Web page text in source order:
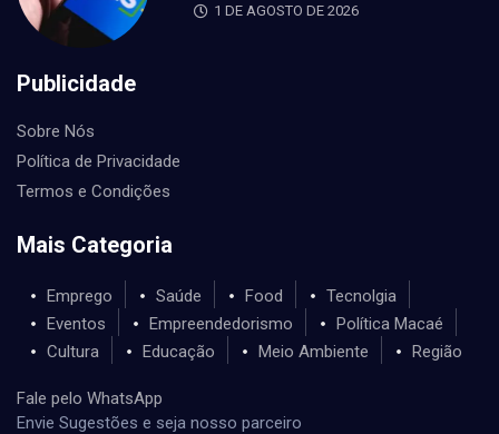
1 DE AGOSTO DE 2026
Publicidade
Sobre Nós
Política de Privacidade
Termos e Condições
Mais Categoria
Emprego Saúde Food
Tecnolgia
Eventos
Empreendedorismo
Política Macaé
Cultura
Educação Meio Ambiente Região
Fale pelo WhatsApp
Envie Sugestões e seja nosso parceiro